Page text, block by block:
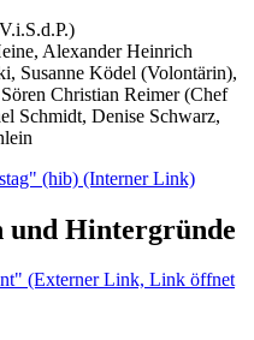
Alexander Heinrich
Susanne Ködel (Volontärin),
Christian Reimer (Chef
Schmidt, Denise Schwarz,
(hib) (Interner Link)
und Hintergründe
(Externer Link, Link öffnet